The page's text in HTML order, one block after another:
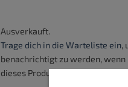
Ausverkauft.
Trage dich in die Warteliste ein,
benachrichtigt zu werden, wenn
dieses Produkt verfügbar wird.